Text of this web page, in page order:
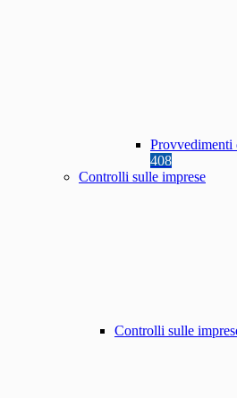
Provvedimenti
408
Controlli sulle imprese
Controlli sulle